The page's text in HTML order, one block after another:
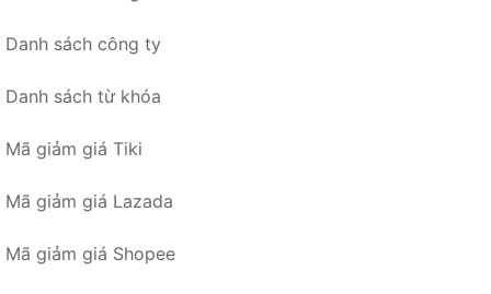
Danh sách công ty
Danh sách từ khóa
Mã giảm giá Tiki
Mã giảm giá Lazada
Mã giảm giá Shopee